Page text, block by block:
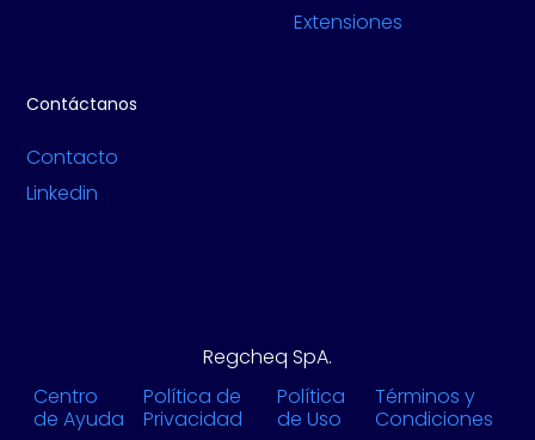
Extensiones
Contáctanos
Contacto
Linkedin
Regcheq SpA.
Centro
de Ayuda
Política de
Privacidad
Política
de Uso
Términos y
Condiciones